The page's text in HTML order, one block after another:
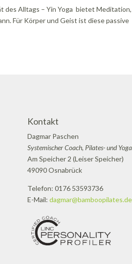
des Alltags – Yin Yoga bietet Meditation,
Für Körper und Geist ist diese passive
Kontakt
Dagmar Paschen
Systemischer Coach, Pilates- und
Am Speicher 2 (Leiser Speicher)
49090 Osnabrück
Telefon: 0176 53593736
E-Mail: dagmar@bamboopilates.de